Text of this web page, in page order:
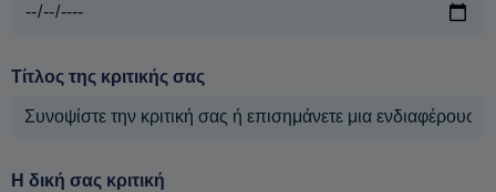
Τίτλος της κριτικής σας
Η δική σας κριτική